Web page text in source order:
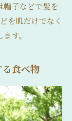
帽子などで髪を
を肌だけでなく
す。
食べ物